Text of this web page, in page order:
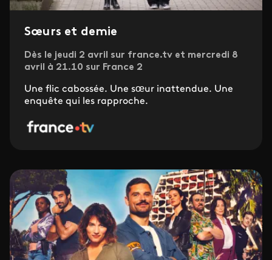
Sœurs et demie
Dès le jeudi 2 avril sur france.tv et mercredi 8
avril à 21.10 sur France 2
Une flic cabossée. Une sœur inattendue. Une
enquête qui les rapproche.